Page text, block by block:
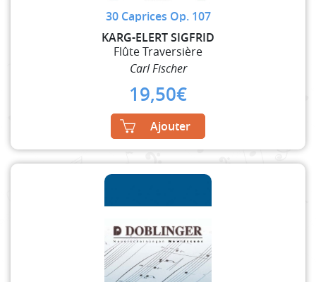
30 Caprices Op. 107
KARG-ELERT SIGFRID
Flûte Traversière
Carl Fischer
19,50€
Ajouter